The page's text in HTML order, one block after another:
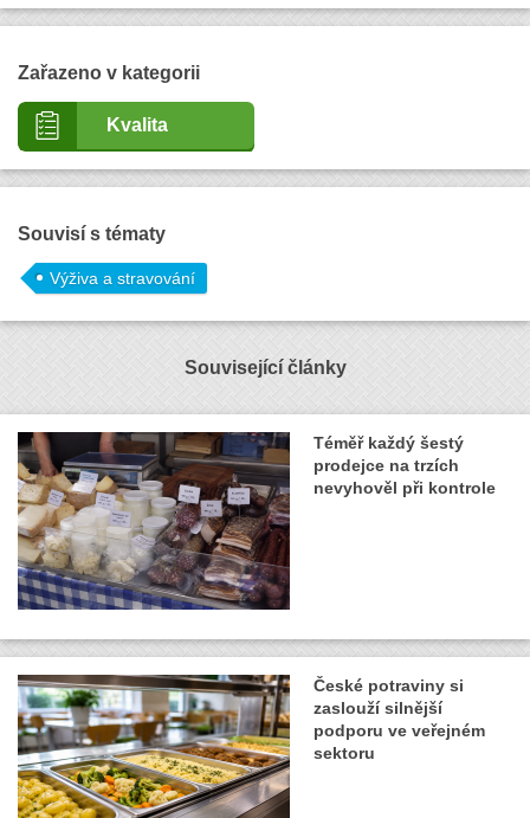
Zařazeno v kategorii
Kvalita
Souvisí s tématy
Výživa a stravování
Související články
Téměř každý šestý
prodejce na trzích
nevyhověl při kontrole
České potraviny si
zaslouží silnější
podporu ve veřejném
sektoru